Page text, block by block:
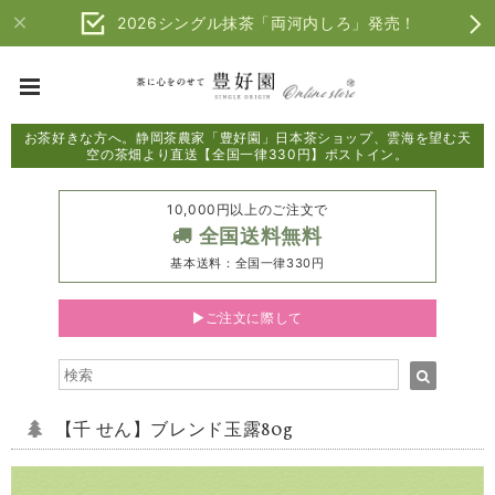
2026シングル抹茶「両河内しろ」発売！
お茶好きな方へ。静岡茶農家「豊好園」日本茶ショップ、雲海を望む天
空の茶畑より直送【全国一律330円】ポストイン。
10,000円以上のご注文で
全国送料無料
基本送料：全国一律330円
▶ご注文に際して
【千 せん】ブレンド玉露80g